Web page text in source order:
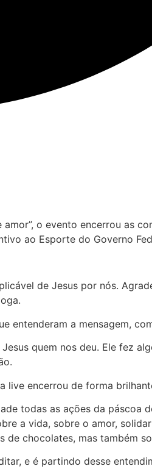
o evento encerrou as
ao Esporte do Governo
de Jesus por nós.
a mensagem,
quem nos deu. Ele fez
encerrou de forma
todas as ações da páscoa
a vida, sobre o amor,
chocolates, mas também
e é partindo desse